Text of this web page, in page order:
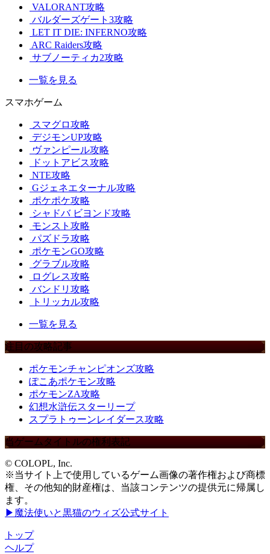
VALORANT攻略
バルダーズゲート3攻略
LET IT DIE: INFERNO攻略
ARC Raiders攻略
サブノーティカ2攻略
一覧を見る
スマホゲーム
スマグロ攻略
デジモンUP攻略
ヴァンピール攻略
ドットアビス攻略
NTE攻略
Gジェネエターナル攻略
ポケポケ攻略
シャドバ ビヨンド攻略
モンスト攻略
パズドラ攻略
ポケモンGO攻略
グラブル攻略
ログレス攻略
バンドリ攻略
トリッカル攻略
一覧を見る
注目の攻略記事
ポケモンチャンピオンズ攻略
ぽこあポケモン攻略
ポケモンZA攻略
幻想水滸伝スターリープ
スプラトゥーンレイダース攻略
当ゲームタイトルの権利表記
© COLOPL, Inc.
※当サイト上で使用しているゲーム画像の著作権および商標
権、その他知的財産権は、当該コンテンツの提供元に帰属し
ます。
▶魔法使いと黒猫のウィズ公式サイト
トップ
ヘルプ